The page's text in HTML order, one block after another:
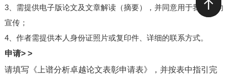
3、需提供电子版论文及文章解读（摘要），并同意用于我公司的
宣传；
4、作者需提供本人身份证照片或复印件、详细的联系方式。
申请> >
请填写《上谱分析卓越论文表彰申请表》，并按表中指引完